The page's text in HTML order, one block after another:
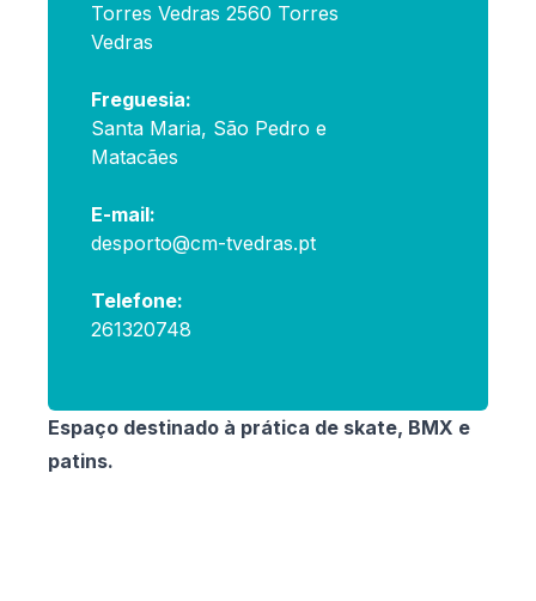
Torres Vedras 2560 Torres
Vedras
Freguesia:
Santa Maria, São Pedro e
Matacães
E-mail:
desporto@cm-tvedras.pt
Telefone:
261320748
Espaço destinado à prática de skate, BMX e
patins.